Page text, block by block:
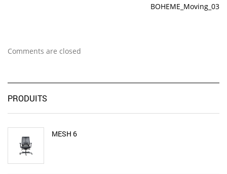
BOHEME_Moving_03
Comments are closed
PRODUITS
MESH 6